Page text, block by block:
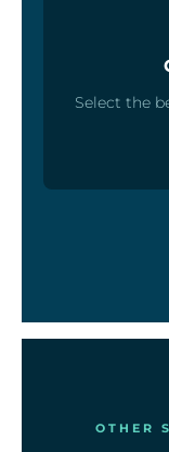
Select the
OTHER